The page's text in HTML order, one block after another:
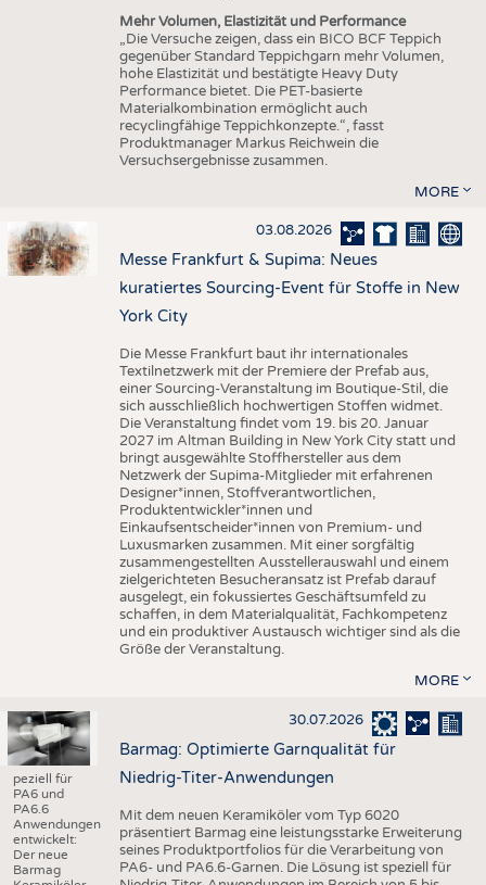
Mehr Volumen, Elastizität und Performance
„Die Versuche zeigen, dass ein BICO BCF Teppich
gegenüber Standard Teppichgarn mehr Volumen,
hohe Elastizität und bestätigte Heavy Duty
Performance bietet. Die PET-basierte
Materialkombination ermöglicht auch
recyclingfähige Teppichkonzepte.“, fasst
Produktmanager Markus Reichwein die
Versuchsergebnisse zusammen.
MORE
03.08.2026
Messe Frankfurt & Supima: Neues
kuratiertes Sourcing-Event für Stoffe in New
York City
Die Messe Frankfurt baut ihr internationales
Textilnetzwerk mit der Premiere der Prefab aus,
einer Sourcing-Veranstaltung im Boutique-Stil, die
sich ausschließlich hochwertigen Stoffen widmet.
Die Veranstaltung findet vom 19. bis 20. Januar
2027 im Altman Building in New York City statt und
bringt ausgewählte Stoffhersteller aus dem
Netzwerk der Supima-Mitglieder mit erfahrenen
Designer*innen, Stoffverantwortlichen,
Produktentwickler*innen und
Einkaufsentscheider*innen von Premium- und
Luxusmarken zusammen. Mit einer sorgfältig
zusammengestellten Ausstellerauswahl und einem
zielgerichteten Besucheransatz ist Prefab darauf
ausgelegt, ein fokussiertes Geschäftsumfeld zu
schaffen, in dem Materialqualität, Fachkompetenz
und ein produktiver Austausch wichtiger sind als die
Größe der Veranstaltung.
MORE
peziell für
PA6 und
PA6.6
Anwendungen
entwickelt:
Der neue
Barmag
30.07.2026
Barmag: Optimierte Garnqualität für
Niedrig-Titer-Anwendungen
Mit dem neuen Keramiköler vom Typ 6020
präsentiert Barmag eine leistungsstarke Erweiterung
seines Produktportfolios für die Verarbeitung von
PA6- und PA6.6-Garnen. Die Lösung ist speziell für